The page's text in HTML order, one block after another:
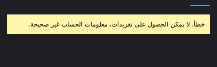
خطأ، لا يمكن الحصول على تغريدات، معلومات الحساب غير صحيحة.